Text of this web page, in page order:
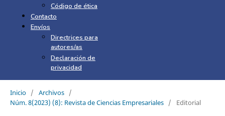
Código de ética
Contacto
Envíos
Directrices para
autores/as
Declaración de
privacidad
Inicio / Archivos /
Núm. 8(2023) (8): Revista de Ciencias Empresariales / Editorial